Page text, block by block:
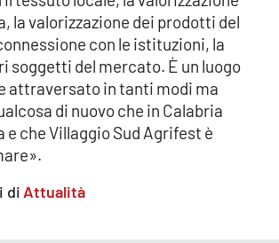
di Attualità
la valorizzazione dei prodotti del
con le istituzioni, la
soggetti del mercato. È un luogo
attraversato in tanti modi ma
di nuovo che in Calabria
e che Villaggio Sud Agrifest è